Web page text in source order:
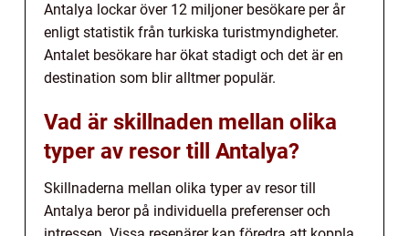
Antalya lockar över 12 miljoner besökare per år
enligt statistik från turkiska turistmyndigheter.
Antalet besökare har ökat stadigt och det är en
destination som blir alltmer populär.
Vad är skillnaden mellan olika
typer av resor till Antalya?
Skillnaderna mellan olika typer av resor till
Antalya beror på individuella preferenser och